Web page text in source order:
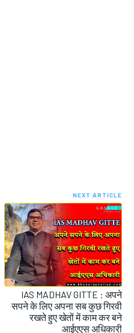
NEXT ARTICLE
IAS MADHAV GITTE : अपने
सपने के लिए अपना सब कुछ गिरवी
रखते हुए खेतों में काम कर बने
आईएएस अधिकारी